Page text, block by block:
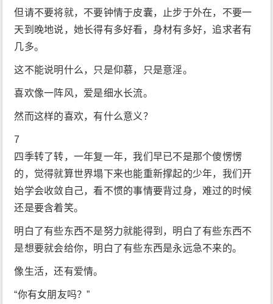
但请不要将就，不要钟情于皮囊，止步于外在，不要一
天到晚地说，她长得有多好看，身材有多好，追求者有
几多。
这不能说明什么，只是仰慕，只是意淫。
喜欢像一阵风，爱是细水长流。
然而这样的喜欢，有什么意义？
7
四季转了转，一年复一年，我们早已不是那个傻愣愣
的，觉得就算世界塌下来也能重新撑起的少年，我们开
始学会收敛自己，看不惯的事情要背过身，难过的时候
还是要含着笑。
明白了有些东西不是努力就能得到，明白了有些东西不
是想要就会给你，明白了有些东西是永远急不来的。
像生活，还有爱情。
“你有女朋友吗？”